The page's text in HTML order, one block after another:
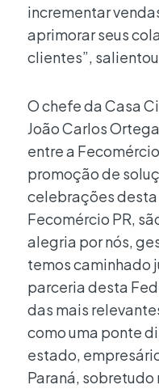
incrementar
aprimorar seus
clientes”,
O chefe da Casa
João Carlos
entre a
promoção de
celebrações
Fecomércio PR,
alegria por nós,
temos caminhado
parceria desta
das mais
como uma ponte
estado,
Paraná, sobretudo